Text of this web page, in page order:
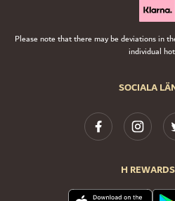
SOCIALA
H
Please note that there may be deviations in
individual